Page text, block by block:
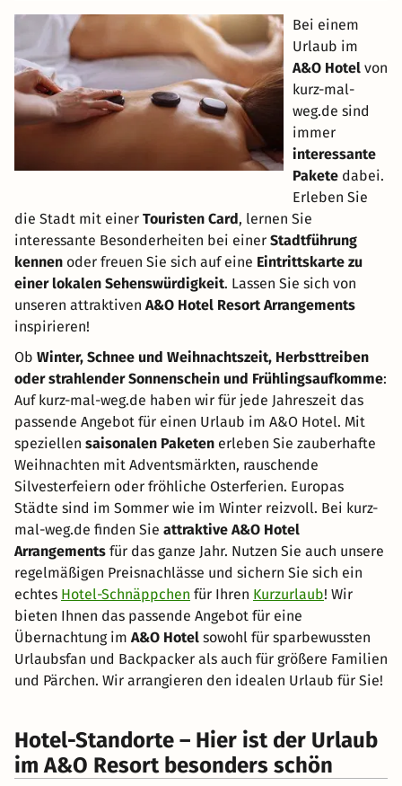
Bei einem
Urlaub im
A&O Hotel von
kurz-mal-
weg.de sind
immer
interessante
Pakete dabei.
Erleben Sie
die Stadt mit einer Touristen Card, lernen Sie
interessante Besonderheiten bei einer Stadtführung
kennen oder freuen Sie sich auf eine Eintrittskarte zu
einer lokalen Sehenswürdigkeit. Lassen Sie sich von
unseren attraktiven A&O Hotel Resort Arrangements
inspirieren!
Ob Winter, Schnee und Weihnachtszeit, Herbsttreiben
oder strahlender Sonnenschein und Frühlingsaufkomme:
Auf kurz-mal-weg.de haben wir für jede Jahreszeit das
passende Angebot für einen Urlaub im A&O Hotel. Mit
speziellen saisonalen Paketen erleben Sie zauberhafte
Weihnachten mit Adventsmärkten, rauschende
Silvesterfeiern oder fröhliche Osterferien. Europas
Städte sind im Sommer wie im Winter reizvoll. Bei kurz-
mal-weg.de finden Sie attraktive A&O Hotel
Arrangements für das ganze Jahr. Nutzen Sie auch unsere
regelmäßigen Preisnachlässe und sichern Sie sich ein
echtes Hotel-Schnäppchen für Ihren Kurzurlaub! Wir
bieten Ihnen das passende Angebot für eine
Übernachtung im A&O Hotel sowohl für sparbewussten
Urlaubsfan und Backpacker als auch für größere Familien
und Pärchen. Wir arrangieren den idealen Urlaub für Sie!
Hotel-Standorte – Hier ist der Urlaub
im A&O Resort besonders schön